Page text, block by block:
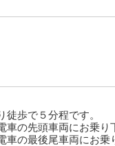
歩で５分程です。
の先頭車両にお乗り
の最後尾車両にお乗